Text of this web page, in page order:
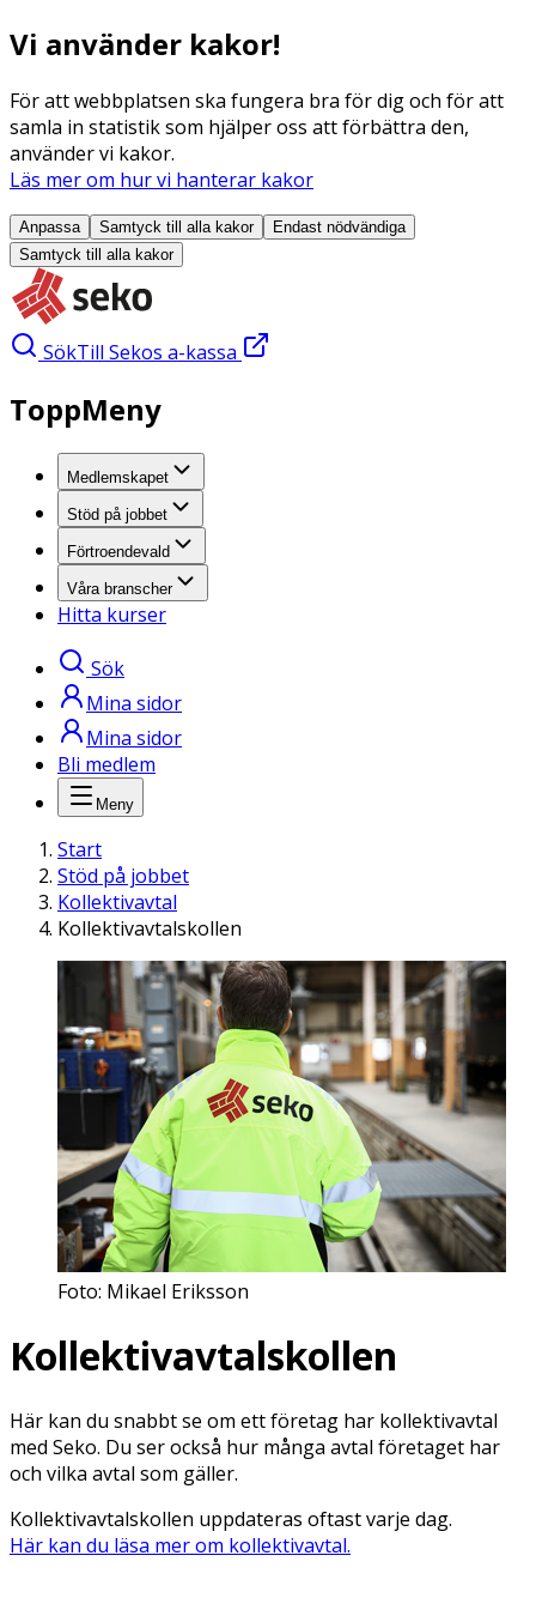
Vi använder kakor!
För att webbplatsen ska fungera bra för dig och för att
samla in statistik som hjälper oss att förbättra den,
använder vi kakor.
Läs mer om hur vi hanterar kakor
Anpassa Samtyck till alla kakor
Endast nödvändiga
Samtyck till alla kakor
SökTill Sekos a-kassa
ToppMeny
Medlemskapet
Stöd på jobbet
Förtroendevald
Våra branscher
Hitta kurser
Sök
Mina sidor
Mina sidor
Bli medlem
Meny
Start
Stöd på jobbet
Kollektivavtal
Kollektivavtalskollen
Foto: Mikael Eriksson
Kollektivavtalskollen
Här kan du snabbt se om ett företag har kollektivavtal
med Seko. Du ser också hur många avtal företaget har
och vilka avtal som gäller.
Kollektivavtalskollen uppdateras oftast varje dag.
Här kan du läsa mer om kollektivavtal.